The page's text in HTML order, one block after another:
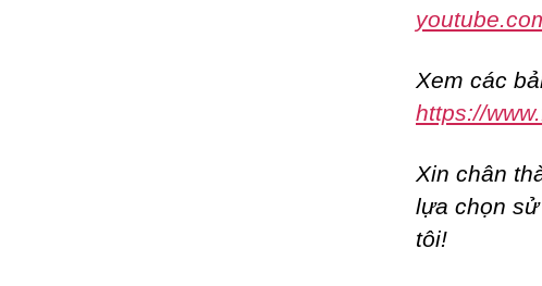
Xem các
https://
Xin chân
lựa chọn
tôi!